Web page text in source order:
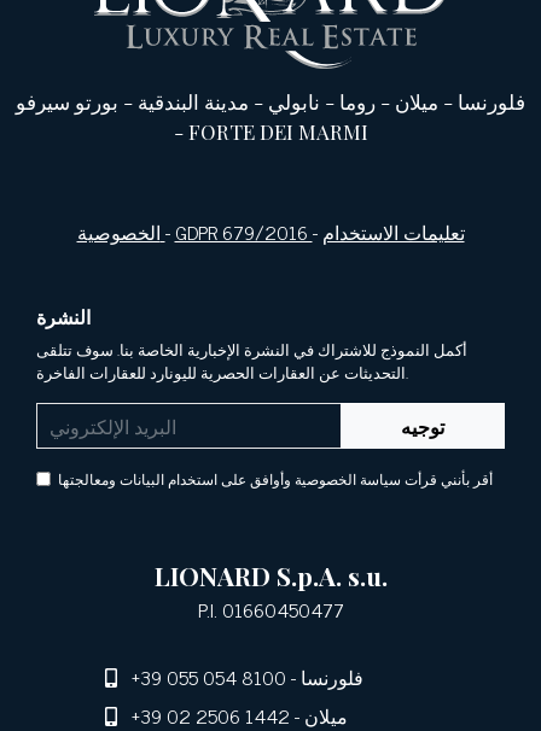
فلورنسا - ميلان - روما - نابولي - مدينة البندقية - بورتو سيرفو
-FORTE DEI MARMI
-GDPR 679/2016-تعليمات الاستخدام
النشرة
أكمل النموذج للاشتراك في النشرة الإخبارية الخاصة بنا. سوف تتلقى
التحديثات عن العقارات الحصرية لليونارد للعقارات الفاخرة.
توجيه
أقر بأنني قرأت سياسة الخصوصية وأوافق على استخدام البيانات ومعالجتها
LIONARD S.p.A. s.u.
P.I. 01660450477
+39 055 054 8100 - فلورنسا
+39 02 2506 1442 - ميلان